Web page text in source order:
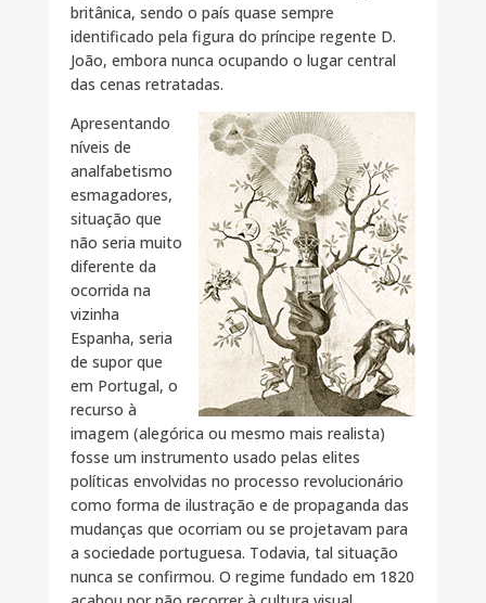
britânica, sendo o país quase sempre
identificado pela figura do príncipe regente D.
João, embora nunca ocupando o lugar central
das cenas retratadas.
Apresentando
níveis de
analfabetismo
esmagadores,
situação que
não seria muito
diferente da
ocorrida na
vizinha
Espanha, seria
de supor que
em Portugal, o
recurso à
imagem (alegórica ou mesmo mais realista)
fosse um instrumento usado pelas elites
políticas envolvidas no processo revolucionário
como forma de ilustração e de propaganda das
mudanças que ocorriam ou se projetavam para
a sociedade portuguesa. Todavia, tal situação
nunca se confirmou. O regime fundado em 1820